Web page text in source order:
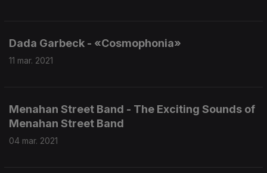
Dada Garbeck - «Cosmophonia»
11 mar. 2021
Menahan Street Band - The Exciting Sounds of
Menahan Street Band
04 mar. 2021